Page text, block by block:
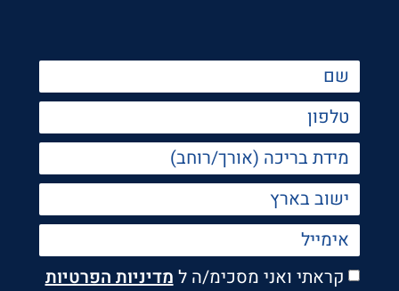
קראתי ואני מסכימ/ה ל מדיניות הפרטיות